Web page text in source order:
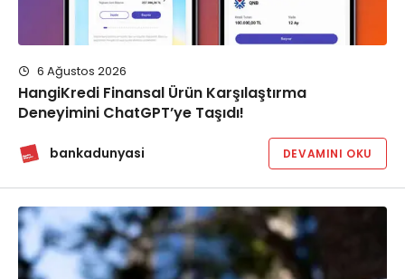
6 Ağustos 2026
HangiKredi Finansal Ürün Karşılaştırma
Deneyimini ChatGPT’ye Taşıdı!
bankadunyasi DEVAMINI OKU